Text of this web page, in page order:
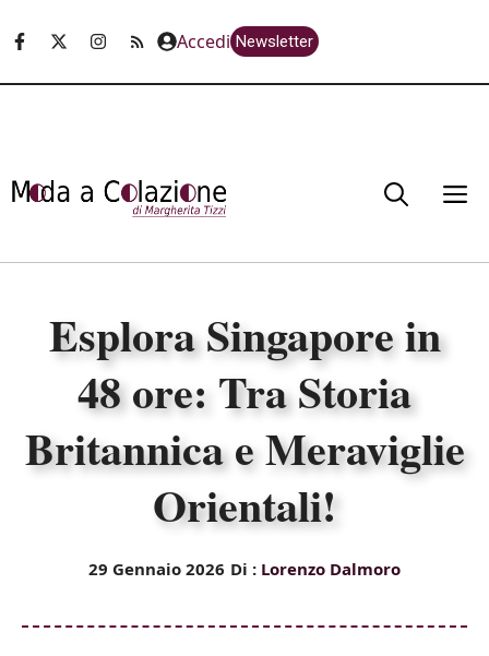
Accedi Newsletter
Esplora Singapore in
48 ore: Tra Storia
Britannica e Meraviglie
Orientali!
29 Gennaio 2026 Di : Lorenzo Dalmoro